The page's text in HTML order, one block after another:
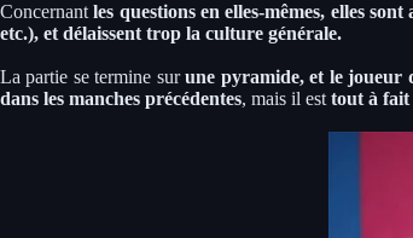
Concernantles questions en elles-mêmes, elles
etc.), et délaissent trop la culture générale.
La partie se termine surune pyramide, et le
dans les manches précédentes, mais il est tout à fait